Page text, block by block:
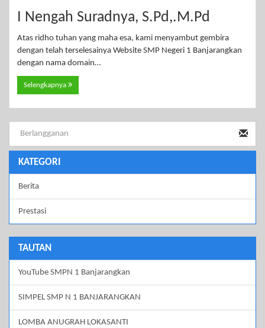
I Nengah Suradnya, S.Pd,.M.Pd
Atas ridho tuhan yang maha esa, kami menyambut gembira
dengan telah terselesainya Website SMP Negeri 1 Banjarangkan
dengan nama domain…
Selengkapnya
KATEGORI
Berita
Prestasi
TAUTAN
YouTube SMPN 1 Banjarangkan
SIMPEL SMP N 1 BANJARANGKAN
LOMBA ANUGRAH LOKASANTI